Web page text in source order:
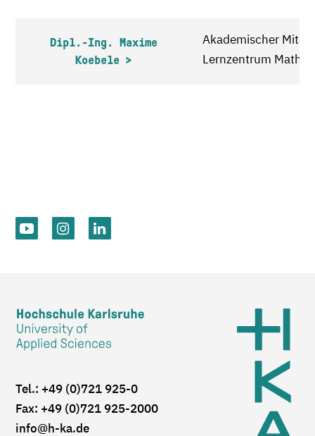
Dipl.-Ing. Maxime
Koebele
Akademischer
Lernzentrum
Tel.: +49 (0)721 925-0
Fax: +49 (0)721 925-2000
info@h-ka.de